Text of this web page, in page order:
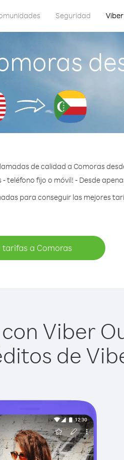
Seguridad
de calidad a Comoras
teléfono fijo o móvil! - Desde
para conseguir las mejores
tarifas a Comoras
Viber
de